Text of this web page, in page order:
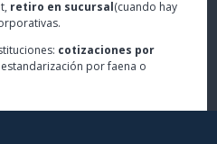
retiro en sucursal(cuando hay
cotizaciones por
por faena o